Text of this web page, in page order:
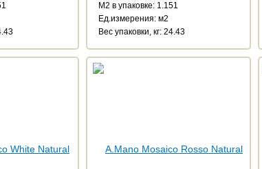
М2 в упаковке: 1.151
Ед.измерения: м2
Веc упаковки, кг: 24.43